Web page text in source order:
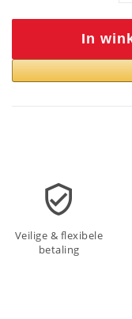
In
Veilige & flexibele
betaling